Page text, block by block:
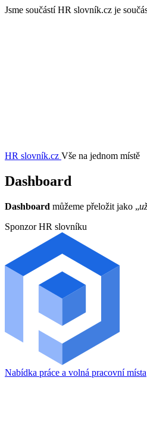
Jsme součástí HR slovník.cz je
HR slovník.cz Vše na jednom místě
Dashboard
Dashboard můžeme přeložit jako „
Sponzor HR slovníku
Nabídka práce a volná pracovní místa